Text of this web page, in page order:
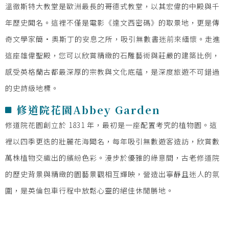
溫徹斯特大教堂是歐洲最長的哥德式教堂，以其宏偉的中殿與千
年歷史聞名。這裡不僅是電影《達文西密碼》的取景地，更是傳
奇文學家簡·奧斯丁的安息之所，吸引無數書迷前來緬懷。走進
這座雄偉聖殿，您可以欣賞精緻的石雕藝術與莊嚴的建築比例，
感受英格蘭古都最深厚的宗教與文化底蘊，是深度旅遊不可錯過
的史詩級地標。
修道院花園Abbey Garden
修道院花園創立於 1831 年，最初是一座配置考究的植物園。這
裡以四季更迭的壯麗花海聞名，每年吸引無數遊客造訪，欣賞數
萬株植物交織出的繽紛色彩。漫步於優雅的綠意間，古老修道院
的歷史背景與精緻的園藝景觀相互輝映，營造出寧靜且迷人的氛
圍，是英倫包車行程中放鬆心靈的絕佳休閒勝地。